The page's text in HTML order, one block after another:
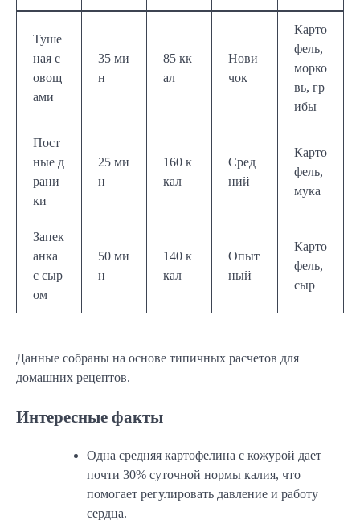
Туше
ная с
овощ
ами
35 ми
н
85 кк
ал
Нови
чок
Карто
фель,
морко
вь, гр
ибы
Пост
ные д
рани
ки
25 ми
н
160 к
кал
Сред
ний
Карто
фель,
мука
Запек
анка
с сыр
ом
50 ми
н
140 к
кал
Опыт
ный
Карто
фель,
сыр
Данные собраны на основе типичных расчетов для
домашних рецептов.
Интересные факты
Одна средняя картофелина с кожурой дает
почти 30% суточной нормы калия, что
помогает регулировать давление и работу
сердца.